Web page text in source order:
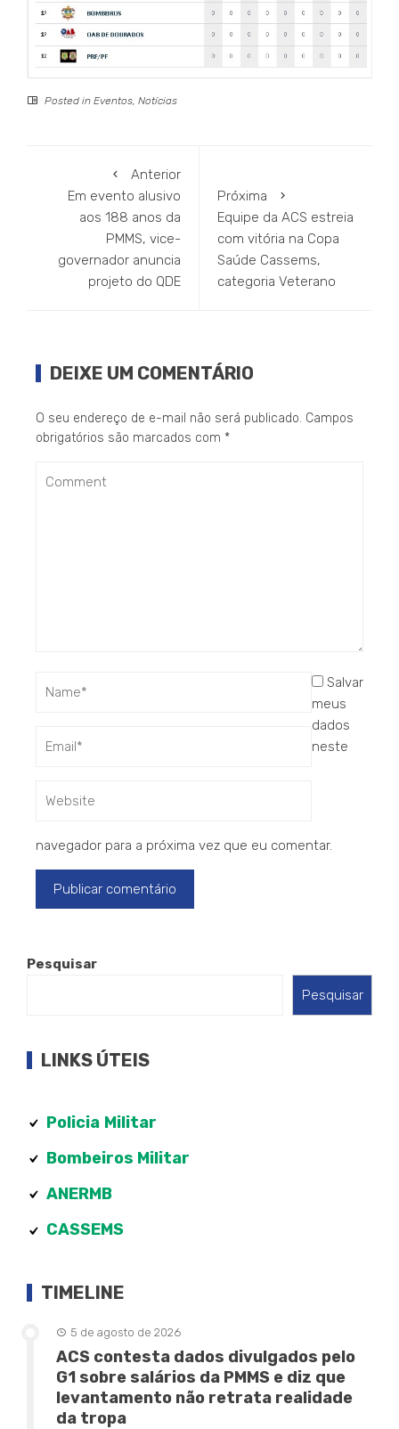
Posted in Eventos Notícias
Anterior
Em evento alusivo
aos 188 anos da
PMMS, vice-
governador anuncia
projeto do QDE
Próxima
Equipe da ACS estreia
com vitória na Copa
Saúde Cassems,
categoria Veterano
DEIXE UM COMENTÁRIO
O seu endereço de e-mail não será publicado. Campos
obrigatórios são marcados com *
Salvar
meus
dados
neste
navegador para a próxima vez que eu comentar.
Pesquisar
Pesquisar
LINKS ÚTEIS
Policia Militar
Bombeiros Militar
ANERMB
CASSEMS
TIMELINE
5 de agosto de 2026
ACS contesta dados divulgados pelo
G1 sobre salários da PMMS e diz que
levantamento não retrata realidade
da tropa